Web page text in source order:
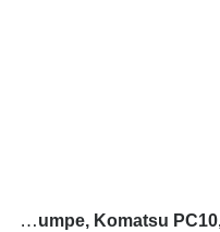
مضخة ذات تروس Komatsu 840270022 Zahnradpumpe, Komatsu PC10, PC20, PC20-7 لـ حفارة صغيرة Komatsu PC10, PC20, PC20-7